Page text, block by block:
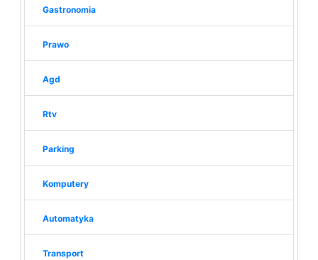
Gastronomia
Prawo
Agd
Rtv
Parking
Komputery
Automatyka
Transport